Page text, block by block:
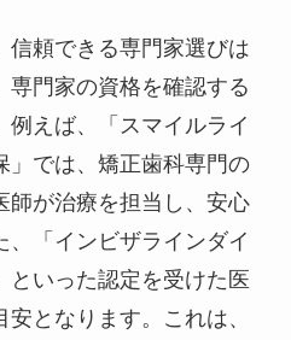
信頼できる専門家選びは
専門家の資格を確認する
例えば、「スマイルライ
」では、矯正歯科専門の
師が治療を担当し、安心
、「インビザラインダイ
といった認定を受けた医
となります。これは、